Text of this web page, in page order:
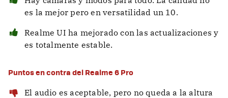
es la mejor pero en versatilidad un 10.
Realme UI ha mejorado con las actualizaciones y
es totalmente estable.
Puntos en contra del Realme 6 Pro
El audio es aceptable, pero no queda a la altura